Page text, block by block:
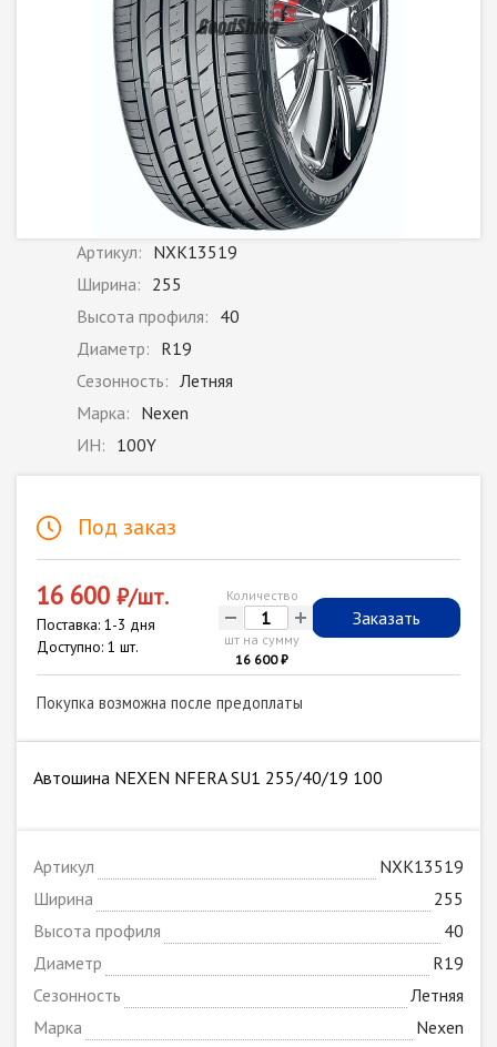
Артикул: NXK13519
Ширина: 255
Высота профиля: 40
Диаметр: R19
Сезонность: Летняя
Марка: Nexen
ИН: 100Y
Под заказ
16 600 ₽/шт.
Поставка: 1-3 дня
Доступно: 1 шт.
Количество
- +
шт на сумму
16 600 ₽
Заказать
Покупка возможна после предоплаты
Автошина NEXEN NFERA SU1 255/40/19 100
Артикул
NXK13519
Ширина
255
Высота профиля
40
Диаметр
R19
Сезонность
Летняя
Марка
Nexen